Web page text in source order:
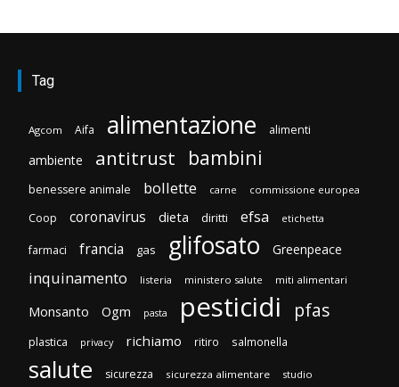
Tag
Agcom Aifa alimentazione alimenti
ambiente antitrust bambini
benessere animale bollette carne commissione europea
Coop coronavirus dieta diritti efsa etichetta
farmaci francia gas glifosato Greenpeace
inquinamento listeria ministero salute miti alimentari
Monsanto Ogm pasta pesticidi pfas
plastica privacy richiamo ritiro salmonella
salute sicurezza sicurezza alimentare studio